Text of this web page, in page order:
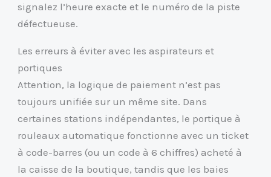
signalez l’heure exacte et le numéro de la piste
défectueuse.
Les erreurs à éviter avec les aspirateurs et
portiques
Attention, la logique de paiement n’est pas
toujours unifiée sur un même site. Dans
certaines stations indépendantes, le portique à
rouleaux automatique fonctionne avec un ticket
à code-barres (ou un code à 6 chiffres) acheté à
la caisse de la boutique, tandis que les baies